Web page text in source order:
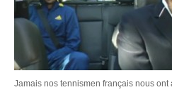
Jamais nos tennismen français nous